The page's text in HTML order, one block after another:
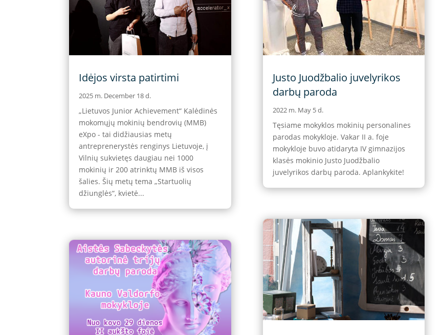
Idėjos virsta patirtimi
2025 m. December 18 d.
„Lietuvos Junior Achievement“ Kalėdinės
mokomųjų mokinių bendrovių (MMB)
eXpo - tai didžiausias metų
antreprenerystės renginys Lietuvoje, į
Vilnių sukvietęs daugiau nei 1000
mokinių ir 200 atrinktų MMB iš visos
šalies. Šių metų tema „Startuolių
džiunglės“, kvietė...
Justo Juodžbalio juvelyrikos
darbų paroda
2022 m. May 5 d.
Tęsiame mokyklos mokinių personalines
parodas mokykloje. Vakar II a. foje
mokykloje buvo atidaryta IV gimnazijos
klasės mokinio Justo Juodžbalio
juvelyrikos darbų paroda. Aplankykite!